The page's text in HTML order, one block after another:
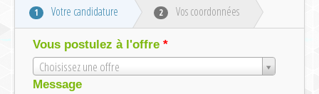
1 Votre candidature 2 Vos coordonnées
Vous postulez à l'offre
Choisissez une offre
Message